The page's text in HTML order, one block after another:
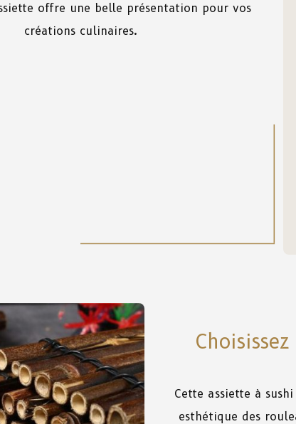
offre une belle présentation pourvos
créationsculinaires.
Cette assiette à sushi
esthétique des